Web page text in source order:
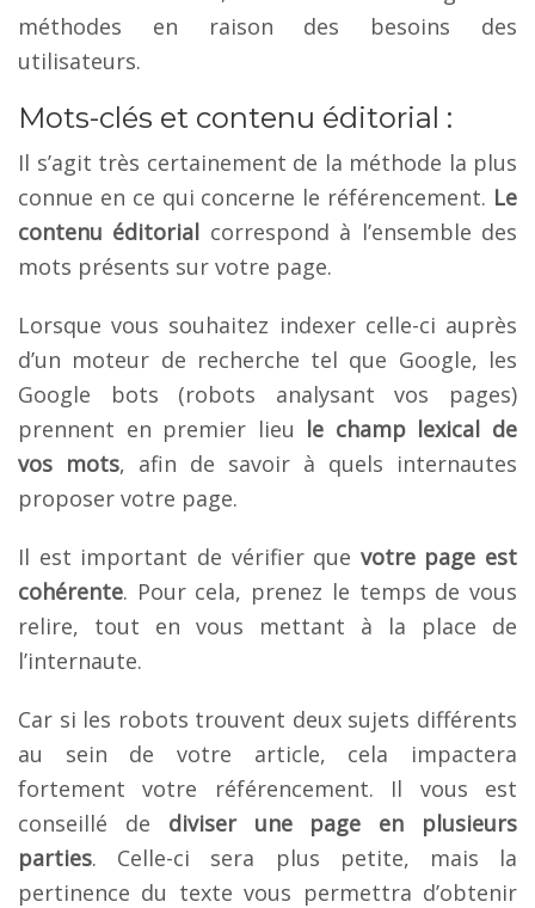
méthodes en raison des besoins des
utilisateurs.
Mots-clés et contenu éditorial :
Il s’agit très certainement de la méthode la plus
connue en ce qui concerne le référencement. Le
contenu éditorial correspond à l’ensemble des
mots présents sur votre page.
Lorsque vous souhaitez indexer celle-ci auprès
d’un moteur de recherche tel que Google, les
Google bots (robots analysant vos pages)
prennent en premier lieu le champ lexical de
vos mots, afin de savoir à quels internautes
proposer votre page.
Il est important de vérifier que votre page est
cohérente. Pour cela, prenez le temps de vous
relire, tout en vous mettant à la place de
l’internaute.
Car si les robots trouvent deux sujets différents
au sein de votre article, cela impactera
fortement votre référencement. Il vous est
conseillé de diviser une page en plusieurs
parties. Celle-ci sera plus petite, mais la
pertinence du texte vous permettra d’obtenir